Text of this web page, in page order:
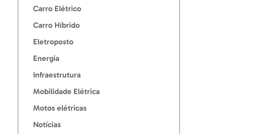
Carro Elétrico
Carro Híbrido
Eletroposto
Energia
Infraestrutura
Mobilidade Elétrica
Motos elétricas
Notícias